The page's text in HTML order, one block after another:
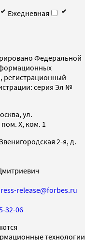
Ежедневная
Федеральной
регистрационный
серия Эл №
ул.
X, ком. 1
2-я, д.
release@forbes.ru
32-06
технологии